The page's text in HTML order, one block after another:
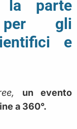
la parte
per gli
e
un evento
a 360°.